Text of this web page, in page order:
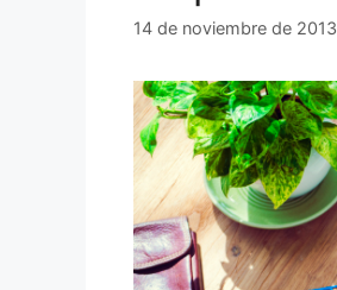
14 de noviembre de 2013